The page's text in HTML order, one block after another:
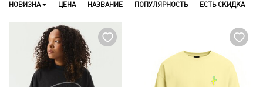
НОВИЗНА ЦЕНА НАЗВАНИЕ ПОПУЛЯРНОСТЬ ЕСТЬ СКИДКА